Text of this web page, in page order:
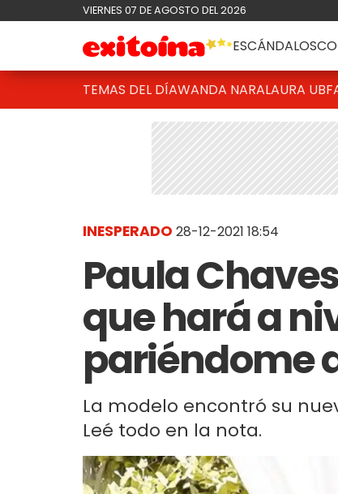
VIERNES 07 DE AGOSTO DEL 2026
ESCÁNDALOS
TEMAS DEL DÍAWANDA NARALAURA
INESPERADO 28-12-2021 18:54
Paula
que hará a
pariéndome
La modelo encontró su
Leé todo en la nota.